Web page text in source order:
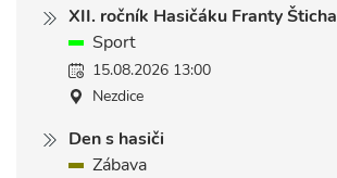
XII. ročník Hasičáku Franty Šticha
Sport
15.08.2026 13:00
Nezdice
Den s hasiči
Zábava